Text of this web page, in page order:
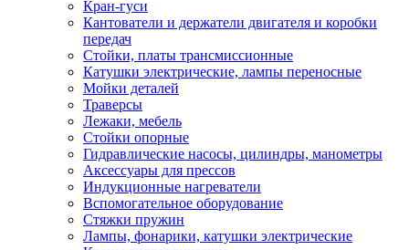
Кран-гуси
Кантователи и держатели двигателя и коробки
передач
Стойки, платы трансмиссионные
Катушки электрические, лампы переносные
Мойки деталей
Траверсы
Лежаки, мебель
Стойки опорные
Гидравлические насосы, цилиндры, манометры
Аксессуары для прессов
Индукционные нагреватели
Вспомогательное оборудование
Стяжки пружин
Лампы, фонарики, катушки электрические